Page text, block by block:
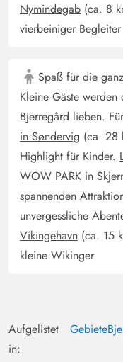
Nymindegab (ca. 8
vierbeiniger
Spaß für die
Kleine Gäste
Bjerregård lieben.
in Søndervig (ca. 28
Highlight für Kinder.
WOW PARK in
spannenden
unvergessliche
Vikingehavn (ca. 15
kleine Wikinger.
Aufgelistet
in:
Gebiete